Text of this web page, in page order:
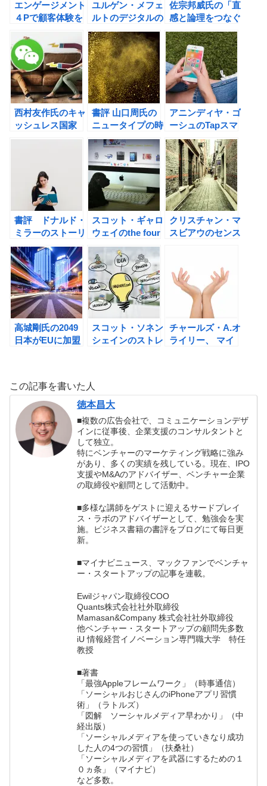
エンゲージメント
４Pで顧客体験を
アマゾンという存
在。
ユルゲン・メフェ
ルトのデジタルの
未来 事業の存続
をかけた変革戦略
の書評
佐宗邦威氏の「直
感と論理をつなぐ
思考法 VISION
DRIVEN」の書評
西村友作氏のキャ
ッシュレス国家
書評 山口周氏の
ニュータイプの時
代
アニンディヤ・ゴ
ーシュのTapスマ
ホで買ってしまう
9つの理由の書評
書評 ドナルド・
ミラーのストーリ
ーブランディング
戦略
スコット・ギャロ
ウェイのthe four
GAFA 四騎士が創
り変えた世界の書
評
クリスチャン・マ
スビアウのセンス
高城剛氏の2049
日本がEUに加盟
スコット・ソネン
シェインのストレ
チャールズ・A.オ
ライリー、 マイ
この記事を書いた人
徳本昌大
■複数の広告会社で、コミュニケーションデザ
インに従事後、企業支援のコンサルタントと
して独立。
特にベンチャーのマーケティング戦略に強み
があり、多くの実績を残している。現在、IPO
支援やM&Aのアドバイザー、ベンチャー企業
の取締役や顧問として活動中。
■多様な講師をゲストに迎えるサードプレイ
ス・ラボのアドバイザーとして、勉強会を実
施。ビジネス書籍の書評をブログにて毎日更
新。
■マイナビニュース、マックファンでベンチャ
ー・スタートアップの記事を連載。
Ewilジャパン取締役COO
Quants株式会社社外取締役
Mamasan&Company 株式会社社外取締役
他ベンチャー・スタートアップの顧問先多数
iU 情報経営イノベーション専門職大学 特任
教授
■著書
「最強Appleフレームワーク」（時事通信）
「ソーシャルおじさんのiPhoneアプリ習慣
術」（ラトルズ）
「図解 ソーシャルメディア早わかり」（中
経出版）
「ソーシャルメディアを使っていきなり成功
した人の4つの習慣」（扶桑社）
「ソーシャルメディアを武器にするための１
０ヵ条」（マイナビ）
など多数。